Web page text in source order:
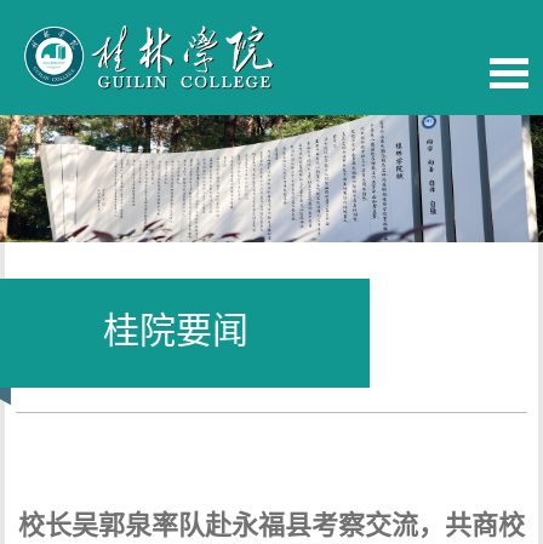
桂院要闻
当前位置：首页
校长吴郭泉率队赴永福县考察交流，共商校